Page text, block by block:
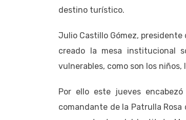
destino turístico.
Julio Castillo Gómez, presidente
creado la mesa institucional
vulnerables, como son los niños,
Por ello este jueves
comandante de la Patrulla